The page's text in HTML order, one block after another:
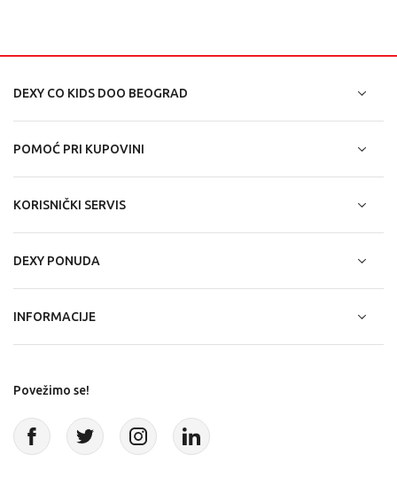
DEXY CO KIDS DOO BEOGRAD
POMOĆ PRI KUPOVINI
KORISNIČKI SERVIS
DEXY PONUDA
INFORMACIJE
Povežimo se!